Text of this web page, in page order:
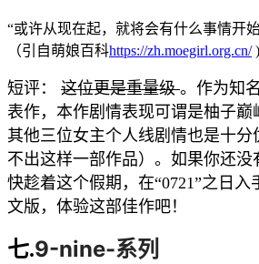
“或许从现在起，就将会有什么事情开
（引自萌娘百科https://zh.moegirl.org.cn/)
短评： 这位更是重量级。作为知
表作，本作剧情表现可谓是柚子巅
其他三位女主个人线剧情也是十
不出这样一部作品）。如果你还没
快趁着这个假期，在“0721”之日
文版，体验这部佳作吧！
七.9-nine-系列